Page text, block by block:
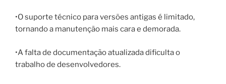
•O suporte técnico para versões antigas é limitado,
tornando a manutenção mais cara e demorada.
•A falta de documentação atualizada dificulta o
trabalho de desenvolvedores.